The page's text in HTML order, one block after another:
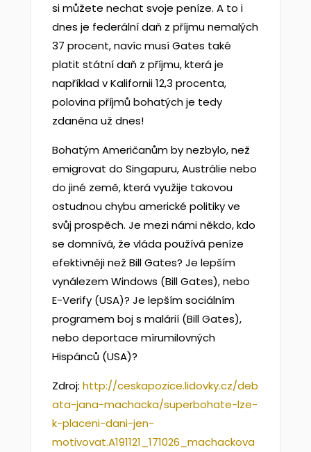
si můžete nechat svoje peníze. A to i
dnes je federální daň z příjmu nemalých
37 procent, navíc musí Gates také
platit státní daň z příjmu, která je
například v Kalifornii 12,3 procenta,
polovina příjmů bohatých je tedy
zdaněna už dnes!
Bohatým Američanům by nezbylo, než
emigrovat do Singapuru, Austrálie nebo
do jiné země, která využije takovou
ostudnou chybu americké politiky ve
svůj prospěch. Je mezi námi někdo, kdo
se domnívá, že vláda používá peníze
efektivněji než Bill Gates? Je lepším
vynálezem Windows (Bill Gates), nebo
E-Verify (USA)? Je lepším sociálním
programem boj s malárií (Bill Gates),
nebo deportace mírumilovných
Hispánců (USA)?
Zdroj: http://ceskapozice.lidovky.cz/deb
ata-jana-machacka/superbohate-lze-
k-placeni-dani-jen-
motivovat.A191121_171026_machackova